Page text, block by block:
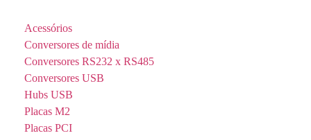
Acessórios
Conversores de mídia
Conversores RS232 x RS485
Conversores USB
Hubs USB
Placas M2
Placas PCI